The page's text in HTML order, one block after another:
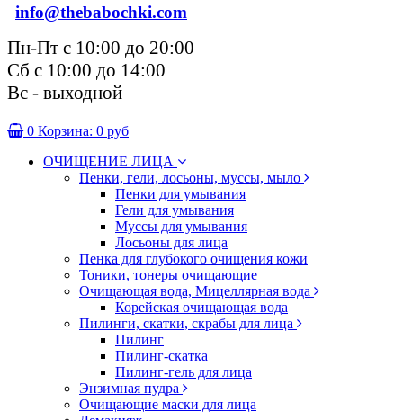
info@thebabochki.com
Пн-Пт с 10:00 до 20:00
Сб с 10:00 до 14:00
Вс - выходной
0 Корзина: 0 руб
ОЧИЩЕНИЕ ЛИЦА
Пенки, гели, лосьоны, муссы, мыло
Пенки для умывания
Гели для умывания
Муссы для умывания
Лосьоны для лица
Пенка для глубокого очищения кожи
Тоники, тонеры очищающие
Очищающая вода, Мицеллярная вода
Корейская очищающая вода
Пилинги, скатки, скрабы для лица
Пилинг
Пилинг-скатка
Пилинг-гель для лица
Энзимная пудра
Очищающие маски для лица